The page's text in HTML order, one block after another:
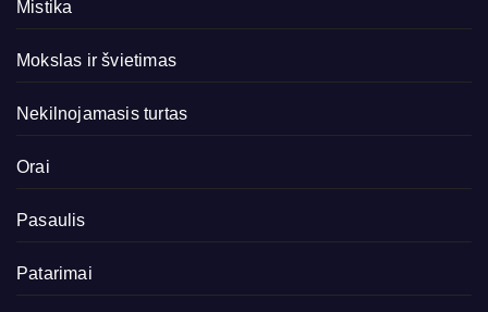
Mistika
Mokslas ir švietimas
Nekilnojamasis turtas
Orai
Pasaulis
Patarimai